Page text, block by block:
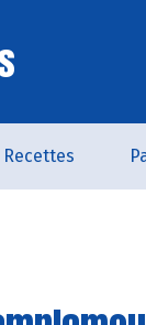
Recettes